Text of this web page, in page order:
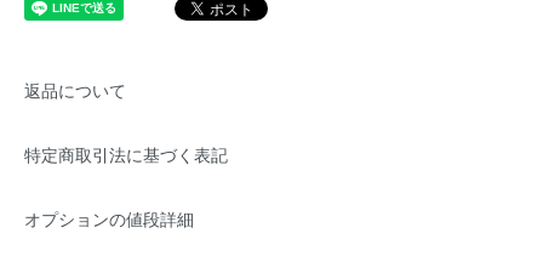
返品について
特定商取引法に基づく表記
オプションの値段詳細